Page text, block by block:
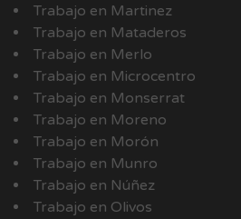
Trabajo en Martinez
Trabajo en Mataderos
Trabajo en Merlo
Trabajo en Microcentro
Trabajo en Monserrat
Trabajo en Moreno
Trabajo en Morón
Trabajo en Munro
Trabajo en Núñez
Trabajo en Olivos